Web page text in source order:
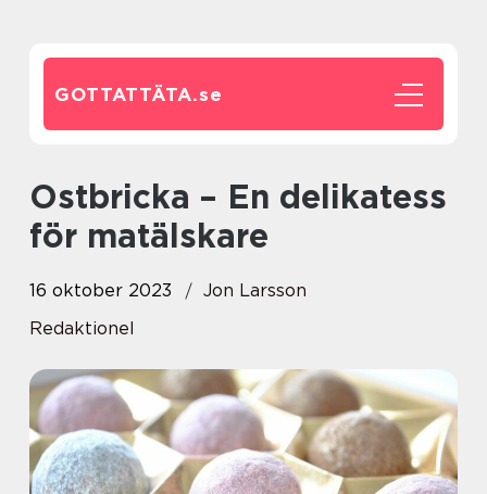
GOTTATTÄTA.se
Ostbricka – En delikatess
för matälskare
16 oktober 2023
Jon Larsson
Redaktionel